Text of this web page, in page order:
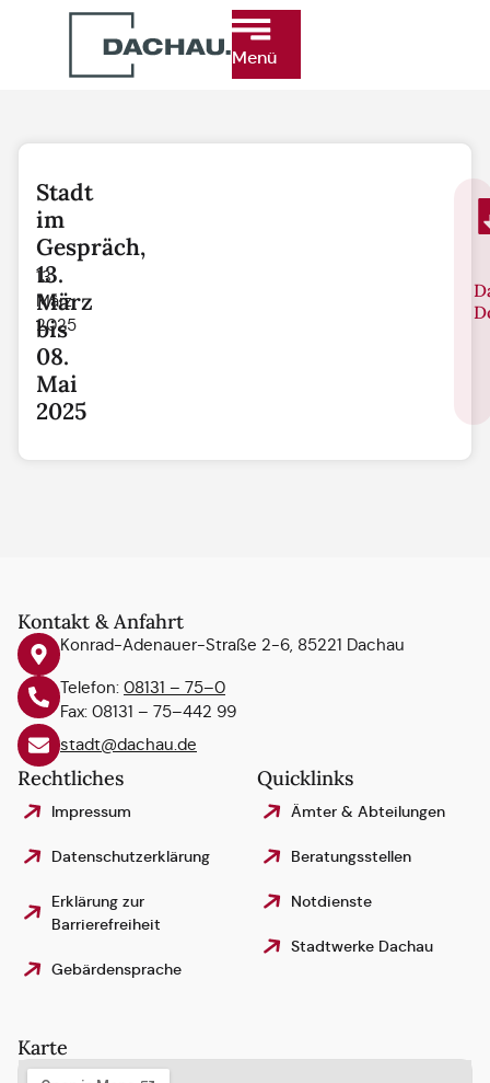
Menü
13.
März
2025
Stadt
im
Gespräch,
13.
März
bis
08.
Mai
2025
Kontakt & Anfahrt
Konrad-Adenauer-Straße 2-6, 85221 Dachau
Telefon: 08131 – 75–0
Fax: 08131 – 75–442 99
stadt@dachau.de
Rechtliches
Impressum
Datenschutzerklärung
Erklärung zur
Barrierefreiheit
Gebärdensprache
Quicklinks
Ämter & Abteilungen
Beratungsstellen
Notdienste
Stadtwerke Dachau
Karte